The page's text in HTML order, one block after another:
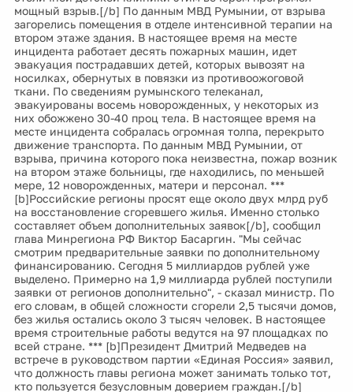
мощный взрыв.[/b] По данным МВД Румынии, от взрыва
загорелись помещения в отделе интенсивной терапии на
втором этаже здания. В настоящее время на месте
инцидента работает десять пожарных машин, идет
эвакуация пострадавших детей, которых вывозят на
носилках, обернутых в повязки из противоожоговой
ткани. По сведениям румынского телеканал,
эвакуированы восемь новорожденных, у некоторых из
них обожжено 30-40 проц тела. В настоящее время на
месте инцидента собралась огромная толпа, перекрыто
движение транспорта. По данным МВД Румынии, от
взрыва, причина которого пока неизвестна, пожар возник
на втором этаже больницы, где находились, по меньшей
мере, 12 новорожденных, матери и персонал. ***
[b]Российские регионы просят еще около двух млрд руб
на восстановление сгоревшего жилья. Именно столько
составляет объем дополнительных заявок[/b], сообщил
глава Минрегиона РФ Виктор Басаргин. "Мы сейчас
смотрим предварительные заявки по дополнительному
финансированию. Сегодня 5 миллиардов рублей уже
выделено. Примерно на 1,9 миллиарда рублей поступили
заявки от регионов дополнительно", - сказал министр. По
его словам, в общей сложности сгорели 2,5 тысячи домов,
без жилья остались около 3 тысяч человек. В настоящее
время строительные работы ведутся на 97 площадках по
всей стране. *** [b]Президент Дмитрий Медведев на
встрече в руководством партии «Единая Россия» заявил,
что должность главы региона может занимать только тот,
кто пользуется безусловным доверием граждан.[/b]